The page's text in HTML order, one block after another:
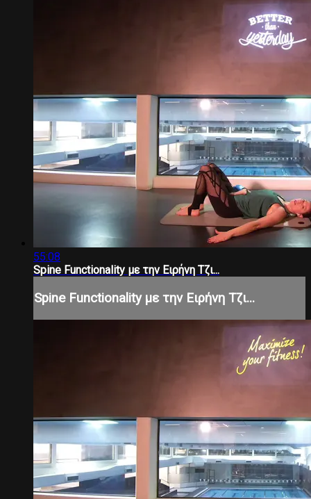
55:08
Spine Functionality με την Ειρήνη Τζι...
Spine Functionality με την Ειρήνη Τζι...